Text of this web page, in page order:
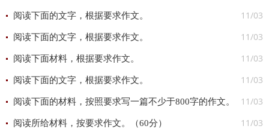
11/03
阅读下面的文字，根据要求作文。
11/03
阅读下面的文字，根据要求作文。
11/03
阅读下面材料，根据要求作文。
11/03
阅读下面的文字，根据要求作文。
11/03
阅读下面的材料，按照要求写一篇不少于800字的作文。
11/03
阅读所给材料，按要求作文。（60分）